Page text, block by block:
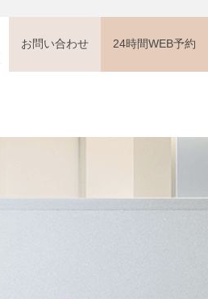
お問い合わせ 24時間WEB予約